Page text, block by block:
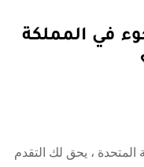
في المملكة
، يحق لك التقدم